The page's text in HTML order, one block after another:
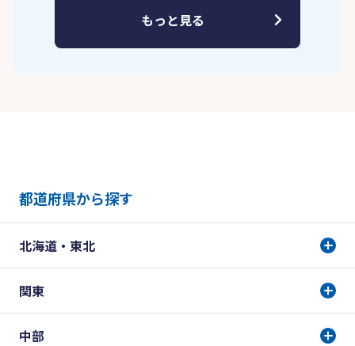
もっと見る
都道府県から探す
北海道・東北
関東
中部